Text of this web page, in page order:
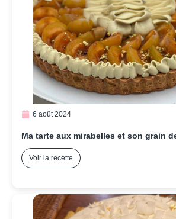
6 août 2024
Ma tarte aux mirabelles et son grain
Voir la recette